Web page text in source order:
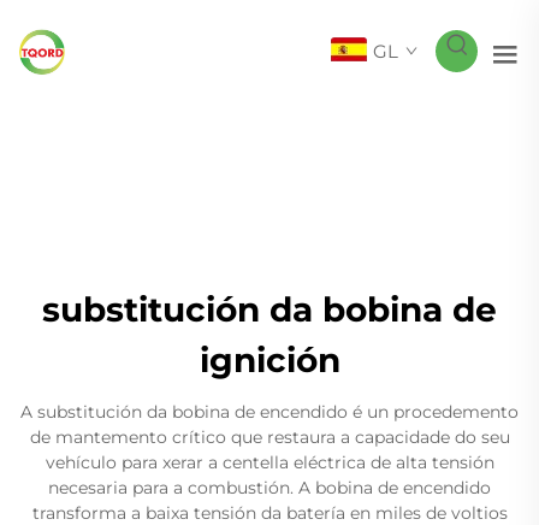
GL
substitución da bobina de
ignición
A substitución da bobina de encendido é un procedemento
de mantemento crítico que restaura a capacidade do seu
vehículo para xerar a centella eléctrica de alta tensión
necesaria para a combustión. A bobina de encendido
transforma a baixa tensión da batería en miles de voltios